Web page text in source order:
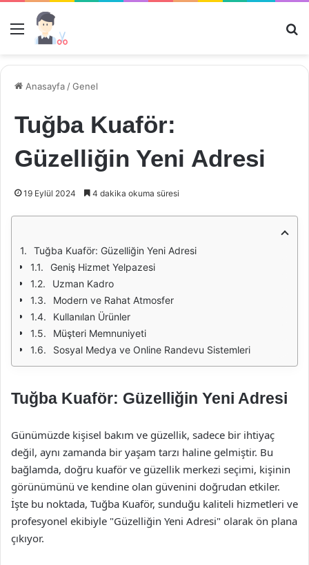
Menü
Anasayfa /Genel
Tuğba Kuaför:
Güzelliğin Yeni Adresi
19 Eylül 2024 4 dakika okuma süresi
Tuğba Kuaför: Güzelliğin Yeni Adresi
Geniş Hizmet Yelpazesi
Uzman Kadro
Modern ve Rahat Atmosfer
Kullanılan Ürünler
Müşteri Memnuniyeti
Sosyal Medya ve Online Randevu Sistemleri
Tuğba Kuaför: Güzelliğin Yeni Adresi
Günümüzde kişisel bakım ve güzellik, sadece bir ihtiyaç
değil, aynı zamanda bir yaşam tarzı haline gelmiştir. Bu
bağlamda, doğru kuaför ve güzellik merkezi seçimi, kişinin
görünümünü ve kendine olan güvenini doğrudan etkiler.
İşte bu noktada, Tuğba Kuaför, sunduğu kaliteli hizmetleri ve
profesyonel ekibiyle "Güzelliğin Yeni Adresi" olarak ön plana
çıkıyor.